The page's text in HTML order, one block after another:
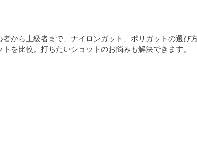
から上級者まで、ナイロンガット、ポリガットの選び
を比較。打ちたいショットのお悩みも解決できます。